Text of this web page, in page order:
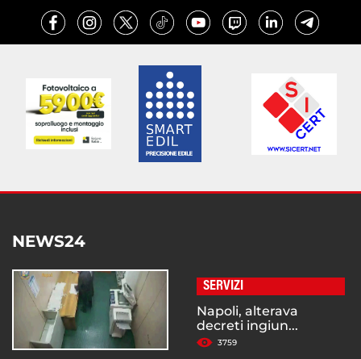
NEWS24
SERVIZI
Napoli, alterava
decreti ingiun...
3759